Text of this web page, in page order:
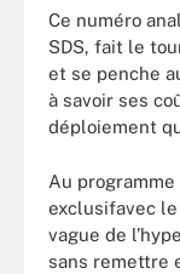
Ce numéro
SDS, fait le
et se penche
à savoir ses
déploiement
Au
exclusifavec
vague de
sans remettre